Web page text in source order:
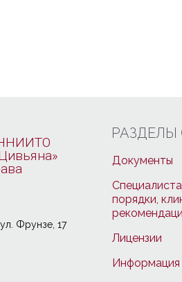
Фрунзе, 17
РАЗДЕЛЫ
Документы
порядки,
Лицензии
Информация